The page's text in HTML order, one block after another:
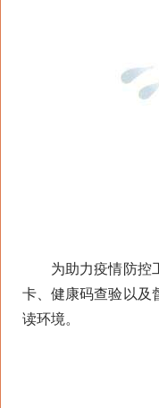
为助力疫情防控工
卡、健康码查验以及
读环境。